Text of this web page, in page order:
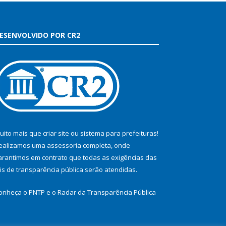
POR CR2
mais que criar site ou sistema para prefeituras!
uma assessoria completa, onde
em contrato que todas as exigências das
de transparência pública serão atendidas.
o PNTP e o Radar da Transparência Pública